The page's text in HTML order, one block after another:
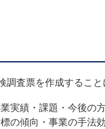
査票を作成すること
実績・課題・今後の
の傾向・事業の手法